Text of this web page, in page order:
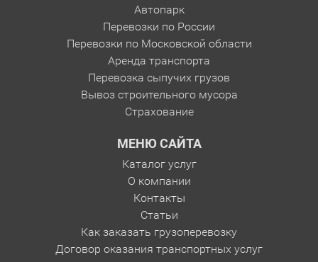
Автопарк
Перевозки по России
Перевозки по Московской области
Аренда транспорта
Перевозка сыпучих грузов
Вывоз строительного мусора
Страхование
МЕНЮ САЙТА
Каталог услуг
О компании
Контакты
Статьи
Как заказать грузоперевозку
Договор оказания транспортных услуг